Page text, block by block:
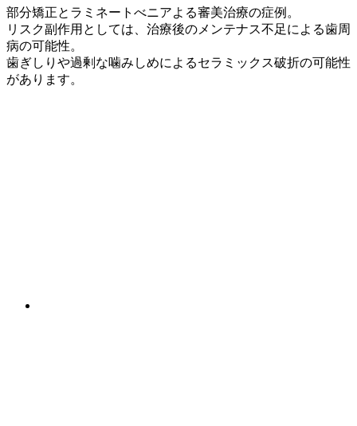
部分矯正とラミネートべニアよる審美治療の症例。
リスク副作用としては、治療後のメンテナス不足による歯周
病の可能性。
歯ぎしりや過剰な噛みしめによるセラミックス破折の可能性
があります。